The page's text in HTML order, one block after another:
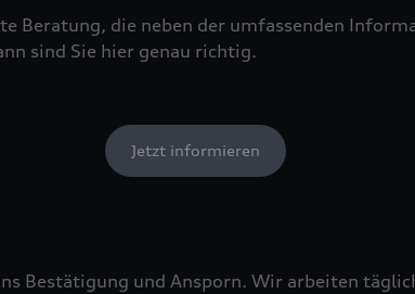
Beratung, die neben der umfassenden
sind Sie hier genau richtig.
Jetzt informieren
Bestätigung und Ansporn. Wir arbeiten